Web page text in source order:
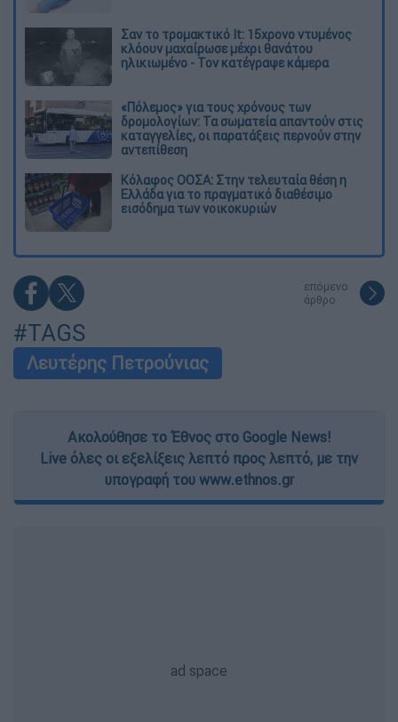
Σαν το τρομακτικό It: 15χρονο ντυμένος
κλόουν μαχαίρωσε μέχρι θανάτου
ηλικιωμένο - Τον κατέγραψε κάμερα
«Πόλεμος» για τους χρόνους των
δρομολογίων: Τα σωματεία απαντούν στις
καταγγελίες, οι παρατάξεις περνούν στην
αντεπίθεση
Κόλαφος ΟΟΣΑ: Στην τελευταία θέση η
Ελλάδα για το πραγματικό διαθέσιμο
εισόδημα των νοικοκυριών
επόμενο
άρθρο
#TAGS
Λευτέρης Πετρούνιας
Ακολούθησε το Έθνος στο Google News!
Live όλες οι εξελίξεις λεπτό προς λεπτό, με την
υπογραφή του www.ethnos.gr